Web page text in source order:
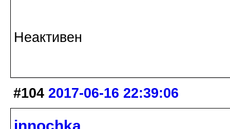
Неактивен
#104 2017-06-16 22:39:06
innochka